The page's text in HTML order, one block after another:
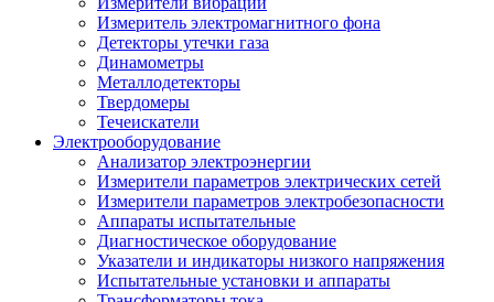
Измеритель электромагнитного фона
Детекторы утечки газа
Динамометры
Металлодетекторы
Твердомеры
Течеискатели
Электрооборудование
Анализатор электроэнергии
Измерители параметров электрических сетей
Измерители параметров электробезопасности
Аппараты испытательные
Диагностическое оборудование
Указатели и индикаторы низкого напряжения
Испытательные установки и аппараты